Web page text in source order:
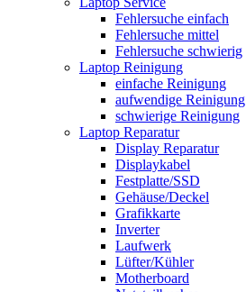
Fehlersuche einfach
Fehlersuche mittel
Fehlersuche schwierig
Laptop Reinigung
einfache Reinigung
aufwendige Reinigung
schwierige Reinigung
Laptop Reparatur
Display Reparatur
Displaykabel
Festplatte/SSD
Gehäuse/Deckel
Grafikkarte
Inverter
Laufwerk
Lüfter/Kühler
Motherboard